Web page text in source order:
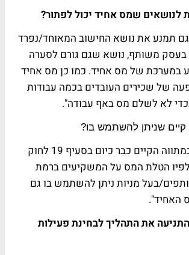
לנושאים שמס אחיד יכול לפתור?
תמנע את נושא החישוב המאוחד/נפרד
בעסק משותף, נושא שגם גורם לסערה
במערכת של מס אחיד. כמו כן מס אחיד
של שכירים העובדים בכמה עבודות
לא לשלם מס באף עבודה".
קיים שניתן להשתמש בו?
"ניתן להשתמש במתווה הקיים כבר כיום בסעיף 19 לחוק
לפיו הטלת המס על המשקיעים ברמת
בעל מניות ניתן להשתמש בו גם
האחיד".
את התהליך לבחינת פעילות